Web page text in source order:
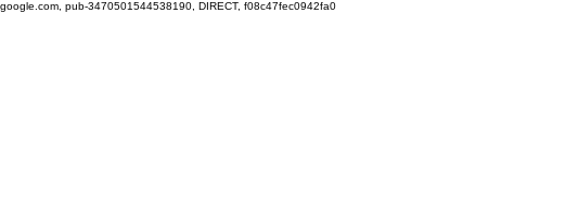
google.com, pub-3470501544538190, DIRECT, f08c47fec0942fa0